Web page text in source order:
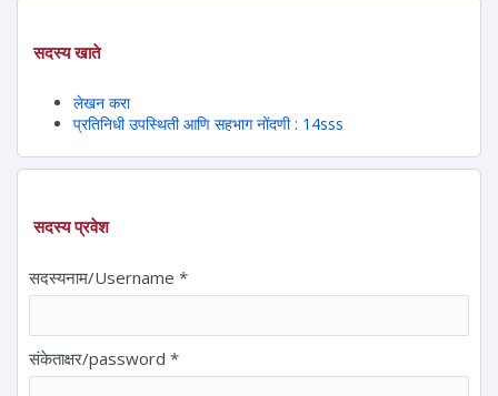
सदस्य खाते
लेखन करा
प्रतिनिधी उपस्थिती आणि सहभाग नोंदणी : 14sss
सदस्य प्रवेश
सदस्यनाम/Username *
संकेताक्षर/password *